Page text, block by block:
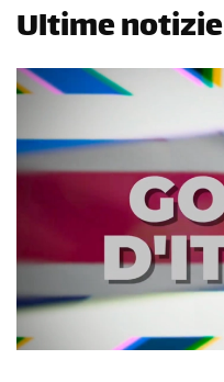
Ultime notizie